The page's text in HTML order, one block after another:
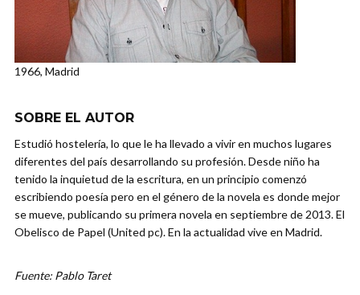
1966, Madrid
SOBRE EL AUTOR
Estudió hostelería, lo que le ha llevado a vivir en muchos lugares
diferentes del país desarrollando su profesión. Desde niño ha
tenido la inquietud de la escritura, en un principio comenzó
escribiendo poesía pero en el género de la novela es donde mejor
se mueve, publicando su primera novela en septiembre de 2013. El
Obelisco de Papel (United pc). En la actualidad vive en Madrid.
Fuente: Pablo Taret